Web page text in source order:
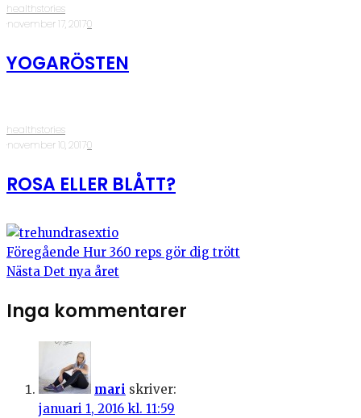
healthstories
·november 17, 2017·0
YOGARÖSTEN
healthstories
·november 10, 2017·0
ROSA ELLER BLÅTT?
Föregående Hur 360 reps gör dig trött
Nästa Det nya året
Inga kommentarer
mari skriver:
januari 1, 2016 kl. 11:59